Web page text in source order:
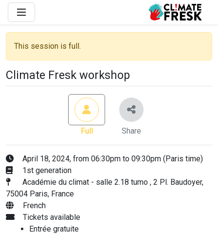
This session is full.
Climate Fresk workshop
Full Share
April 18, 2024, from 06:30pm to 09:30pm (Paris time)
1st generation
Académie du climat - salle 2.18 tumo , 2 Pl. Baudoyer,
75004 Paris, France
French
Tickets available
Entrée gratuite